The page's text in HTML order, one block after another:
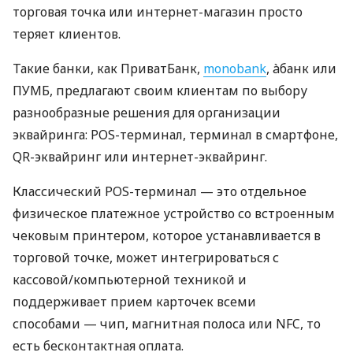
торговая точка или интернет-магазин просто
теряет клиентов.
Такие банки, как ПриватБанк, monobank, àбанк или
ПУМБ, предлагают своим клиентам по выбору
разнообразные решения для организации
эквайринга: POS-терминал, терминал в смартфоне,
QR-эквайринг или интернет-эквайринг.
Классический POS-терминал — это отдельное
физическое платежное устройство со встроенным
чековым принтером, которое устанавливается в
торговой точке, может интегрироваться с
кассовой/компьютерной техникой и
поддерживает прием карточек всеми
способами — чип, магнитная полоса или NFC, то
есть бесконтактная оплата.